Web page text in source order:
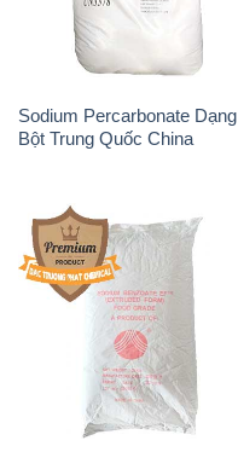
Sodium Percarbonate Dạng
Bột Trung Quốc China